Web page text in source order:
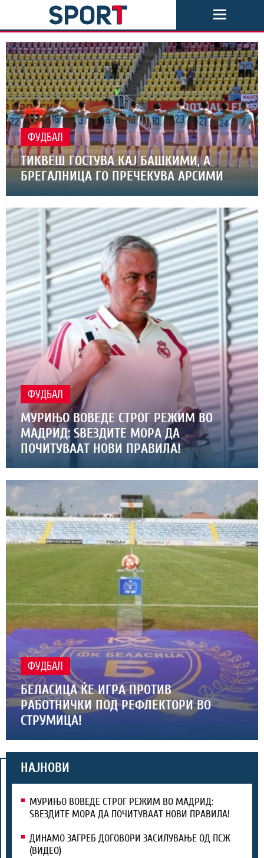
ФУДБАЛ
ТИКВЕШ ГОСТУВА КАЈ БАШКИМИ, А
БРЕГАЛНИЦА ГО ПРЕЧЕКУВА АРСИМИ
ФУДБАЛ
МУРИЊО ВОВЕДЕ СТРОГ РЕЖИМ ВО
МАДРИД: ЅВЕЗДИТЕ МОРА ДА
ПОЧИТУВААТ НОВИ ПРАВИЛА!
ФУДБАЛ
БЕЛАСИЦА ЌЕ ИГРА ПРОТИВ
РАБОТНИЧКИ ПОД РЕФЛЕКТОРИ ВО
СТРУМИЦА!
НАЈНОВИ
МУРИЊО ВОВЕДЕ СТРОГ РЕЖИМ ВО МАДРИД:
ЅВЕЗДИТЕ МОРА ДА ПОЧИТУВААТ НОВИ ПРАВИЛА!
ДИНАМО ЗАГРЕБ ДОГОВОРИ ЗАСИЛУВАЊЕ ОД ПСЖ
(ВИДЕО)